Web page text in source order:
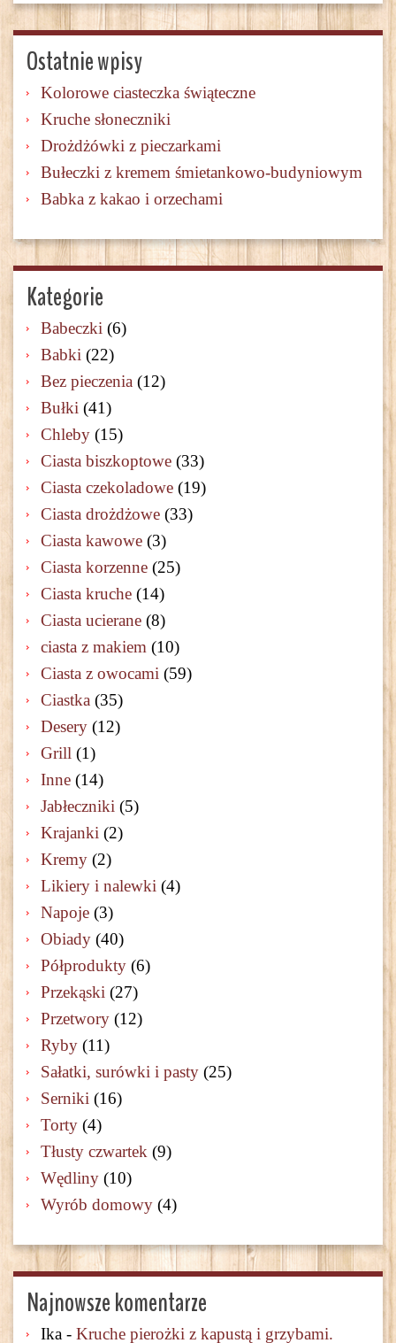
Ostatnie wpisy
Kolorowe ciasteczka świąteczne
Kruche słoneczniki
Drożdżówki z pieczarkami
Bułeczki z kremem śmietankowo-budyniowym
Babka z kakao i orzechami
Kategorie
Babeczki (6)
Babki (22)
Bez pieczenia (12)
Bułki (41)
Chleby (15)
Ciasta biszkoptowe (33)
Ciasta czekoladowe (19)
Ciasta drożdżowe (33)
Ciasta kawowe (3)
Ciasta korzenne (25)
Ciasta kruche (14)
Ciasta ucierane (8)
ciasta z makiem (10)
Ciasta z owocami (59)
Ciastka (35)
Desery (12)
Grill (1)
Inne (14)
Jabłeczniki (5)
Krajanki (2)
Kremy (2)
Likiery i nalewki (4)
Napoje (3)
Obiady (40)
Półprodukty (6)
Przekąski (27)
Przetwory (12)
Ryby (11)
Sałatki, surówki i pasty (25)
Serniki (16)
Torty (4)
Tłusty czwartek (9)
Wędliny (10)
Wyrób domowy (4)
Najnowsze komentarze
Ika - Kruche pierożki z kapustą i grzybami.